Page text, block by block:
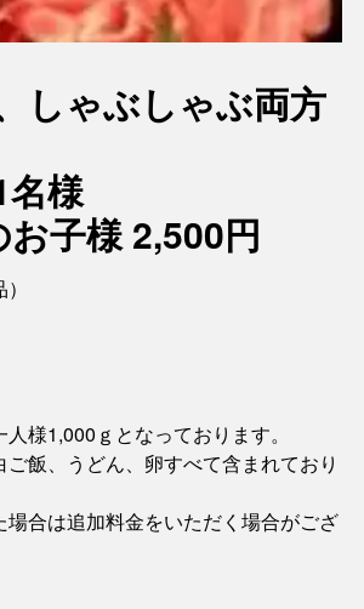
しゃぶしゃぶ両方
様
子様 2,500円
様1,000ｇとなっております。
飯、うどん、卵すべて含まれており
合は追加料金をいただく場合がござ